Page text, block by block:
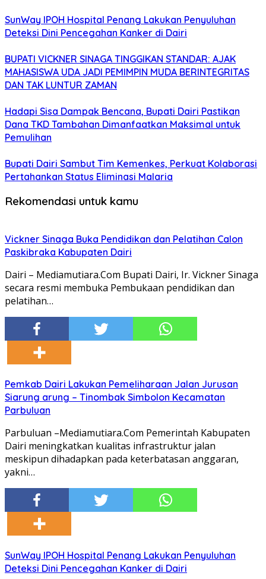
SunWay IPOH Hospital Penang Lakukan Penyuluhan
Deteksi Dini Pencegahan Kanker di Dairi
BUPATI VICKNER SINAGA TINGGIKAN STANDAR: AJAK
MAHASISWA UDA JADI PEMIMPIN MUDA BERINTEGRITAS
DAN TAK LUNTUR ZAMAN
Hadapi Sisa Dampak Bencana, Bupati Dairi Pastikan
Dana TKD Tambahan Dimanfaatkan Maksimal untuk
Pemulihan
Bupati Dairi Sambut Tim Kemenkes, Perkuat Kolaborasi
Pertahankan Status Eliminasi Malaria
Rekomendasi untuk kamu
Vickner Sinaga Buka Pendidikan dan Pelatihan Calon
Paskibraka Kabupaten Dairi
Dairi – Mediamutiara.Com Bupati Dairi, Ir. Vickner Sinaga
secara resmi membuka Pembukaan pendidikan dan
pelatihan…
Pemkab Dairi Lakukan Pemeliharaan Jalan Jurusan
Siarung arung – Tinombak Simbolon Kecamatan
Parbuluan
Parbuluan –Mediamutiara.Com Pemerintah Kabupaten
Dairi meningkatkan kualitas infrastruktur jalan
meskipun dihadapkan pada keterbatasan anggaran,
yakni…
SunWay IPOH Hospital Penang Lakukan Penyuluhan
Deteksi Dini Pencegahan Kanker di Dairi